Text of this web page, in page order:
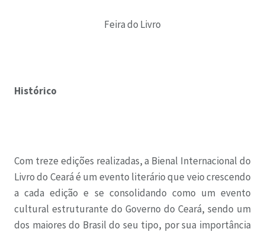
Feira do Livro
Histórico
Com treze edições realizadas, a Bienal Internacional do
Livro do Ceará é um evento literário que veio crescendo
a cada edição e se consolidando como um evento
cultural estruturante do Governo do Ceará, sendo um
dos maiores do Brasil do seu tipo, por sua importância